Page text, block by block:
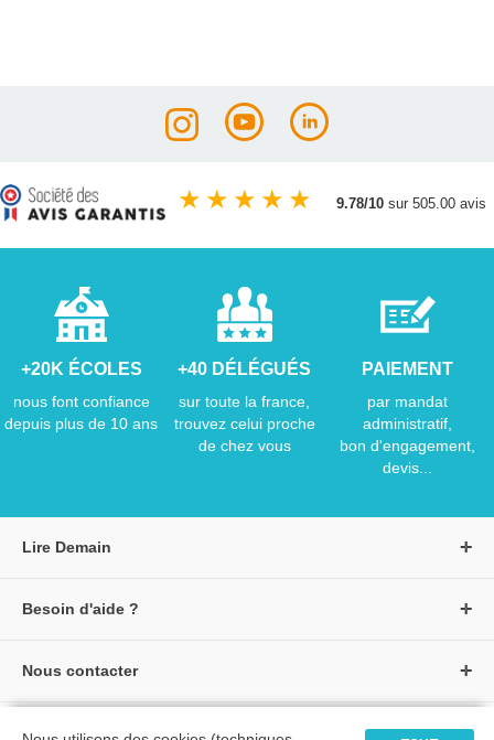
★ ★ ★ ★ ★ 9.78/10 sur 505.00 avis
+20K ÉCOLES
nous font confiance
depuis plus de 10 ans
+40 DÉLÉGUÉS
sur toute la france,
trouvez celui proche
de chez vous
PAIEMENT
par mandat
administratif,
bon d'engagement,
devis...
Lire Demain
Créer un compte
Besoin d'aide ?
Nous contacter
Formulaire de contact
Tous nos livres